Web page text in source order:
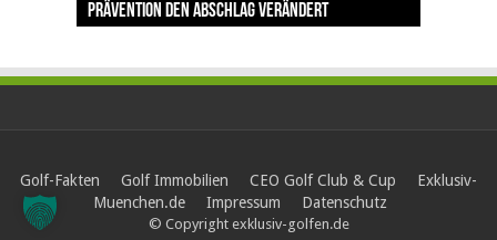
Prävention den Abschlag verändert
Community weiter aus
schreibt bei The Open Geschichte
berühmteste Golftrophäe zurückgeben muss
Herausforderungen im Golfsport zählt
Golf-Fakten Golf Immobilien CEO Golf Club & Cup
Exklusiv-
Muenchen.de
Impressum Datenschutz
© Copyright exklusiv-golfen.de